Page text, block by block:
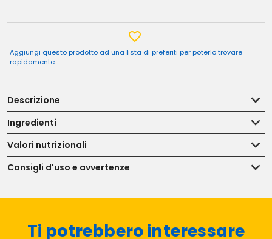
Aggiungi questo prodotto ad una lista di preferiti per poterlo trovare
rapidamente
Descrizione
Ingredienti
Valori nutrizionali
Consigli d'uso e avvertenze
Ti potrebbero interessare